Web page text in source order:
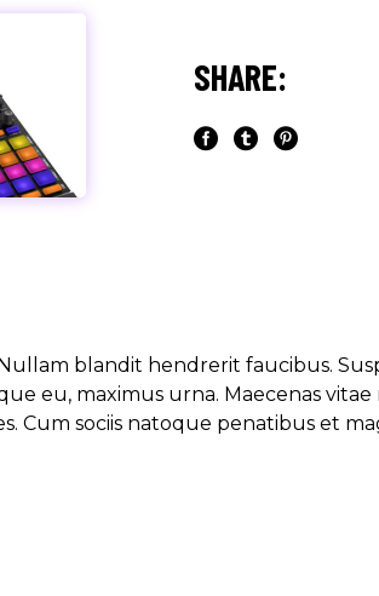
SHARE:
blandit hendrerit faucibus.
eu, maximus urna. Maecenas vitae
Cum sociis natoque penatibus et